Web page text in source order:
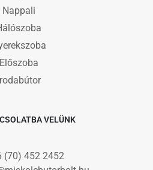
Nappali
Előszoba
VELÜNK
(70) 452 2452